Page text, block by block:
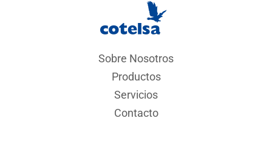
Sobre Nosotros
Productos
Servicios
Contacto